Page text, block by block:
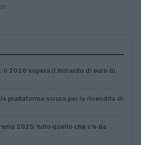
il 2026 supera il miliardo di euro di
la piattaforma sicura per la rivendita di
2025: tutto quello che c’è da